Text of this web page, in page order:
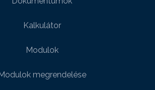
Kalkulátor
Modulok
megrendelése